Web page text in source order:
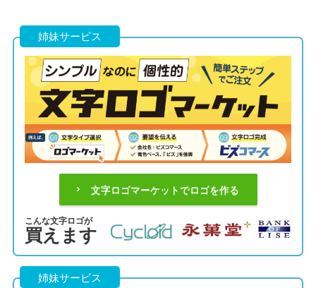
姉妹サービス
文字ロゴマーケットでロゴを作る
こんな文字ロゴが
買えます
姉妹サービス